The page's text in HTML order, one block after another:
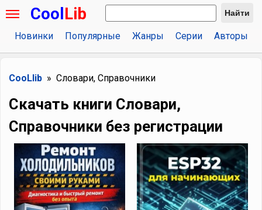
Cool Lib Найти
Новинки Популярные Жанры Серии Авторы
CooLlib Словари, Справочники
Скачать книги Словари,
Справочники без регистрации